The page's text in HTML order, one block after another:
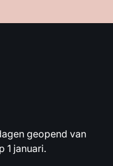
geopend van
1 januari.